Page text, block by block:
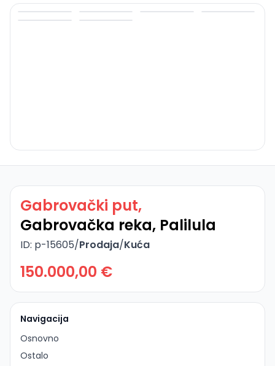
Gabrovački put,
Gabrovačka reka, Palilula
ID: p-15605/Prodaja/Kuća
150.000,00 €
Navigacija
Osnovno
Ostalo